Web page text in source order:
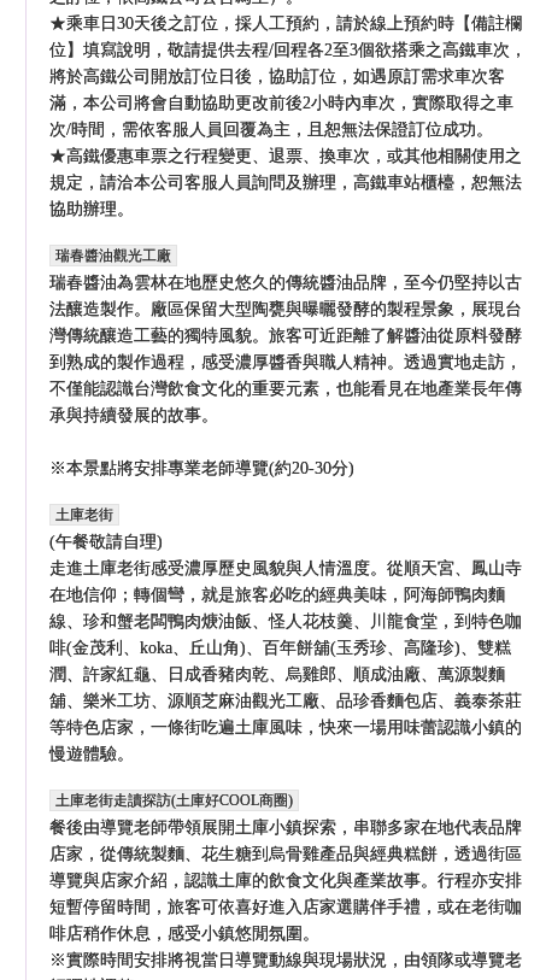
★乘車日30天後之訂位，採人工預約，請於線上預約時【備註欄
位】填寫說明，敬請提供去程/回程各2至3個欲搭乘之高鐵車次，
將於高鐵公司開放訂位日後，協助訂位，如遇原訂需求車次客
滿，本公司將會自動協助更改前後2小時內車次，實際取得之車
次/時間，需依客服人員回覆為主，且恕無法保證訂位成功。
★高鐵優惠車票之行程變更、退票、換車次，或其他相關使用之
規定，請洽本公司客服人員詢問及辦理，高鐵車站櫃檯，恕無法
協助辦理。
瑞春醬油觀光工廠
瑞春醬油為雲林在地歷史悠久的傳統醬油品牌，至今仍堅持以古
法釀造製作。廠區保留大型陶甕與曝曬發酵的製程景象，展現台
灣傳統釀造工藝的獨特風貌。旅客可近距離了解醬油從原料發酵
到熟成的製作過程，感受濃厚醬香與職人精神。透過實地走訪，
不僅能認識台灣飲食文化的重要元素，也能看見在地產業長年傳
承與持續發展的故事。
※本景點將安排專業老師導覽(約20-30分)
土庫老街
(午餐敬請自理)
走進土庫老街感受濃厚歷史風貌與人情溫度。從順天宮、鳳山寺
在地信仰；轉個彎，就是旅客必吃的經典美味，阿海師鴨肉麵
線、珍和蟹老闆鴨肉焿油飯、怪人花枝羹、川龍食堂，到特色咖
啡(金茂利、koka、丘山角)、百年餅舖(玉秀珍、高隆珍)、雙糕
潤、許家紅龜、日成香豬肉乾、烏雞郎、順成油廠、萬源製麵
舖、樂米工坊、源順芝麻油觀光工廠、品珍香麵包店、義泰茶莊
等特色店家，一條街吃遍土庫風味，快來一場用味蕾認識小鎮的
慢遊體驗。
土庫老街走讀探訪(土庫好COOL商圈)
餐後由導覽老師帶領展開土庫小鎮探索，串聯多家在地代表品牌
店家，從傳統製麵、花生糖到烏骨雞產品與經典糕餅，透過街區
導覽與店家介紹，認識土庫的飲食文化與產業故事。行程亦安排
短暫停留時間，旅客可依喜好進入店家選購伴手禮，或在老街咖
啡店稍作休息，感受小鎮悠閒氛圍。
※實際時間安排將視當日導覽動線與現場狀況，由領隊或導覽老